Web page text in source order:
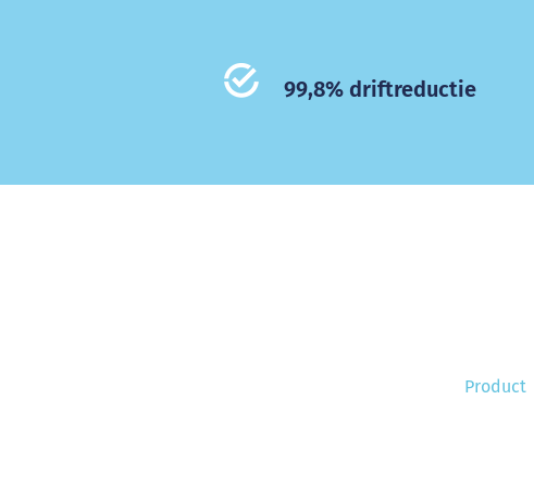
99,8% driftreductie
Product